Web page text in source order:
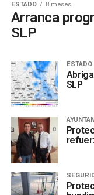
ESTADO 8 meses
Arranca
SLP
ESTADO
SLP